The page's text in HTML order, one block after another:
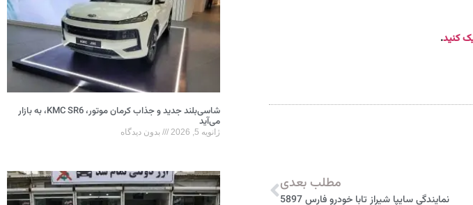
کنید.
مطلب بعدی
نمایندگی سایپا شیراز تابا خودرو فارس 5897
شاسی‌بلند جدید و جذاب کرمان موتور، KMC SR6، به بازار
می‌آید
ژانویه 5, 2026 بدون دیدگاه